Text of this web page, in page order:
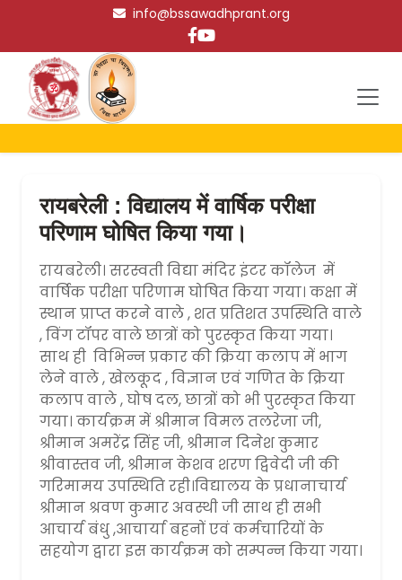
info@bssawadhprant.org
रायबरेली : विद्यालय में वार्षिक परीक्षा
परिणाम घोषित किया गया।
रायबरेली। सरस्वती विद्या मंदिर इंटर कॉलेज में
वार्षिक परीक्षा परिणाम घोषित किया गया। कक्षा में
स्थान प्राप्त करने वाले , शत प्रतिशत उपस्थिति वाले
, विंग टॉपर वाले छात्रों को पुरस्कृत किया गया।
साथ ही विभिन्न प्रकार की क्रिया कलाप में भाग
लेने वाले , खेलकूद , विज्ञान एवं गणित के क्रिया
कलाप वाले , घोष दल, छात्रों को भी पुरस्कृत किया
गया। कार्यक्रम में श्रीमान विमल तलरेजा जी,
श्रीमान अमरेंद्र सिंह जी, श्रीमान दिनेश कुमार
श्रीवास्तव जी, श्रीमान केशव शरण द्विवेदी जी की
गरिमामय उपस्थिति रही।विद्यालय के प्रधानाचार्य
श्रीमान श्रवण कुमार अवस्थी जी साथ ही सभी
आचार्य बंधु ,आचार्या बहनों एवं कर्मचारियों के
सहयोग द्वारा इस कार्यक्रम को सम्पन्न किया गया।